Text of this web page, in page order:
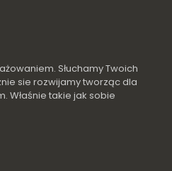
Słuchamy Twoich
sie rozwijamy tworząc dla
Właśnie takie jak sobie